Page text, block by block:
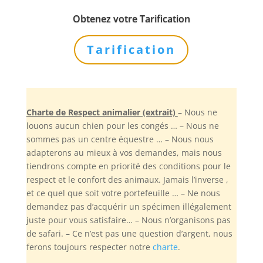
Obtenez votre Tarification
Tarification
Charte de Respect animalier (extrait) – Nous ne
louons aucun chien pour les congés … – Nous ne
sommes pas un centre équestre … – Nous nous
adapterons au mieux à vos demandes, mais nous
tiendrons compte en priorité des conditions pour le
respect et le confort des animaux. Jamais l’inverse ,
et ce quel que soit votre portefeuille … – Ne nous
demandez pas d’acquérir un spécimen illégalement
juste pour vous satisfaire… – Nous n’organisons pas
de safari. – Ce n’est pas une question d’argent, nous
ferons toujours respecter notre charte.